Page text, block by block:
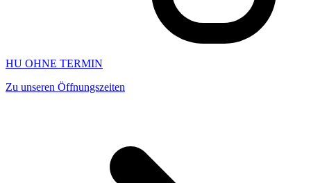
HU OHNE TERMIN
Zu unseren Öffnungszeiten